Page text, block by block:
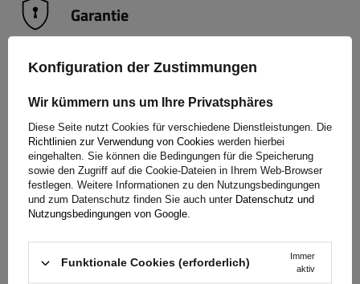
Garantie
Beim Kauf eines Produkts aus unserem Sortiment erhalten
Sie eine 2-jährige Garantie.So können Sie es nutzen, ohne
sich Gedanken über die Folgen eines möglichen Defekts zu
machen. Da wir uns um Ihre Zufriedenheit kümmern, haben
wir das Verfahren zur Einreichung einer möglichen
Reklamation so einfach wie möglich gestaltet - Sie müssen
nur das auf unsererWebsite verfügbare Formular ausfüllen
und abschicken.
Hilfe
Konfiguration der Zustimmungen
Wir kümmern uns um Ihre Privatsphäres
Diese Seite nutzt Cookies für verschiedene Dienstleistungen. Die
Richtlinien zur Verwendung von Cookies werden hierbei
eingehalten. Sie können die Bedingungen für die Speicherung
sowie den Zugriff auf die Cookie-Dateien in Ihrem Web-Browser
festlegen. Weitere Informationen zu den Nutzungsbedingungen
und zum Datenschutz finden Sie auch unter Datenschutz und
Nutzungsbedingungen von Google.
Funktionale Cookies (erforderlich)
Immer
aktiv